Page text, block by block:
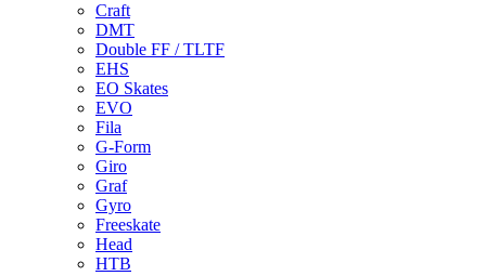
Craft
DMT
Double FF / TLTF
EHS
EO Skates
EVO
Fila
G-Form
Giro
Graf
Gyro
Freeskate
Head
HTB